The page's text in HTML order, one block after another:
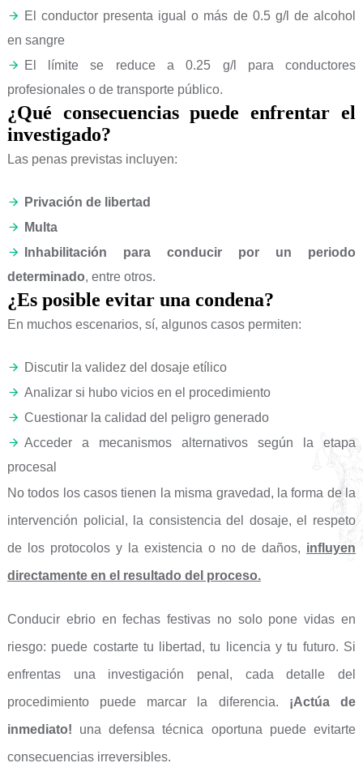
El conductor presenta igual o más de 0.5 g/l de alcohol
en sangre
El límite se reduce a 0.25 g/l para conductores
profesionales o de transporte público.
¿Qué consecuencias puede enfrentar el
investigado?
Las penas previstas incluyen:
Privación de libertad
Multa
Inhabilitación
para conducir por un periodo
determinado, entre otros.
¿Es posible evitar una condena?
En muchos escenarios, sí, algunos casos permiten:
Discutir la validez del dosaje etílico
Analizar si hubo vicios en el procedimiento
Cuestionar la calidad del peligro generado
Acceder a mecanismos alternativos según la etapa
procesal
No todos los casos tienen la misma gravedad, la forma de la
intervención policial, la consistencia del dosaje, el respeto
de los protocolos y la existencia o no de daños, influyen
directamente en el resultado del proceso.
Conducir ebrio en fechas festivas no solo pone vidas en
riesgo: puede costarte tu libertad, tu licencia y tu futuro. Si
enfrentas una investigación penal, cada detalle del
procedimiento puede marcar la diferencia. ¡Actúa de
inmediato! una defensa técnica oportuna puede evitarte
consecuencias irreversibles.